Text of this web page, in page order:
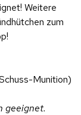
Weitere
zum
Munition)
geeignet.